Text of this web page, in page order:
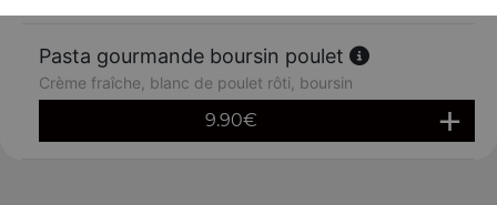
Pasta gourmande boursin poulet
Crème fraîche, blanc de poulet rôti, boursin
9.90€